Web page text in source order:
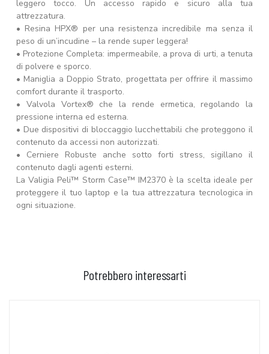
leggero tocco. Un accesso rapido e sicuro alla tua
attrezzatura.
• Resina HPX® per una resistenza incredibile ma senza il
peso di un’incudine – la rende super leggera!
• Protezione Completa: impermeabile, a prova di urti, a tenuta
di polvere e sporco.
• Maniglia a Doppio Strato, progettata per offrire il massimo
comfort durante il trasporto.
• Valvola Vortex® che la rende ermetica, regolando la
pressione interna ed esterna.
• Due dispositivi di bloccaggio lucchettabili che proteggono il
contenuto da accessi non autorizzati.
• Cerniere Robuste anche sotto forti stress, sigillano il
contenuto dagli agenti esterni.
La Valigia Peli™ Storm Case™ IM2370 è la scelta ideale per
proteggere il tuo laptop e la tua attrezzatura tecnologica in
ogni situazione.
Potrebbero interessarti
AGGIUNGI AL CARRELLO